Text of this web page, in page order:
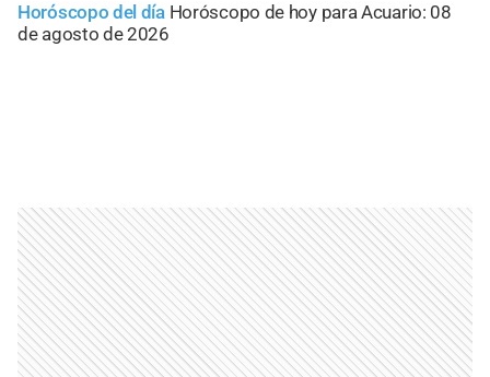
Horóscopo del día Horóscopo de hoy para Acuario: 08
de agosto de 2026